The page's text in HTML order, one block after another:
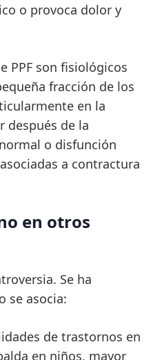
o provoca dolor y
PPF son fisiológicos
fracción de los
en la
después de la
o disfunción
a contractura
en otros
Se ha
se asocia:
de trastornos en
en niños, mayor